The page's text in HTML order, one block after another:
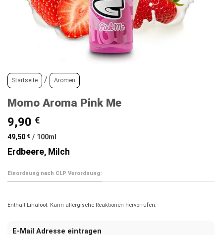
Startseite / Aromen
Momo Aroma Pink Me
9,90 €
49,50 € / 100ml
Erdbeere, Milch
Einordnung nach CLP Verordnung:
Enthält Linalool. Kann allergische Reaktionen hervorrufen.
E-Mail Adresse eintragen